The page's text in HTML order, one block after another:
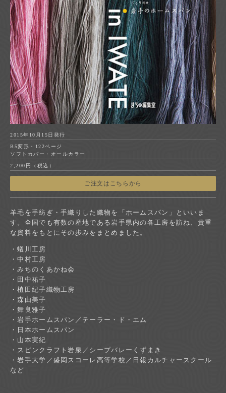
2015年10月15日発行
B5変形・122ページ
ソフトカバー・オールカラー
2,200円（税込）
ご注文はこちらから
羊毛を手紡ぎ・手織りした織物を「ホームスパン」といいま
す。全国でも有数の産地である岩手県内の各工房を訪ね、貴重
な資料をもとにその歩みをまとめました。
・蟻川工房
・中村工房
・みちのくあかね会
・田中祐子
・植田紀子織物工房
・森由美子
・舞良雅子
・岩手ホームスパン／テーラー・ド・エム
・日本ホームスパン
・山本実紀
・スピンクラフト岩泉／シープバレーくずまき
・岩手大学／盛岡スコーレ高等学校／日報カルチャースクール
など